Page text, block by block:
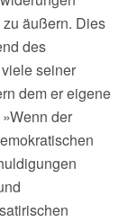
äußern. Dies
des
seiner
dem er eigene
der